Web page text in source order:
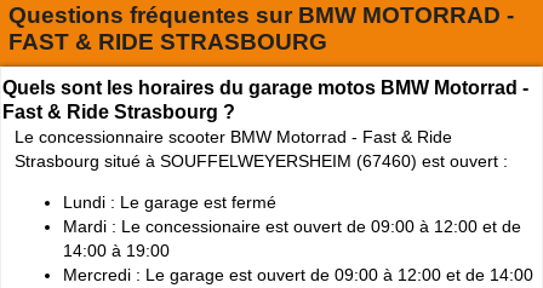
Questions fréquentes sur BMW MOTORRAD -
FAST & RIDE STRASBOURG
Quels sont les horaires du garage motos BMW Motorrad -
Fast & Ride Strasbourg ?
Le concessionnaire scooter BMW Motorrad - Fast & Ride
Strasbourg situé à SOUFFELWEYERSHEIM (67460) est ouvert :
Lundi : Le garage est fermé
Mardi : Le concessionaire est ouvert de 09:00 à 12:00 et de
14:00 à 19:00
Mercredi : Le garage est ouvert de 09:00 à 12:00 et de 14:00